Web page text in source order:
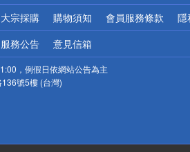
大宗採購 購物須知 會員服務條款 隱
服務公告 意見信箱
，例假日依網站公告為主
號5樓 (台灣)